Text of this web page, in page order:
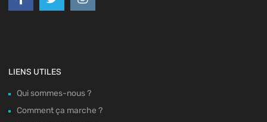
LIENS UTILES
Qui sommes-nous ?
Comment ça marche ?